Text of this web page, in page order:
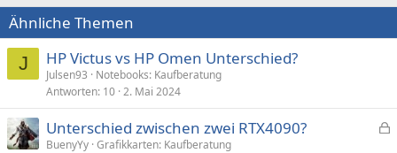
Ähnliche Themen
J HP Victus vs HP Omen Unterschied?
Julsen93
Notebooks: Kaufberatung
Antworten 10 2. Mai 2024
Unterschied zwischen zwei RTX4090?
BuenyYy Grafikkarten: Kaufberatung